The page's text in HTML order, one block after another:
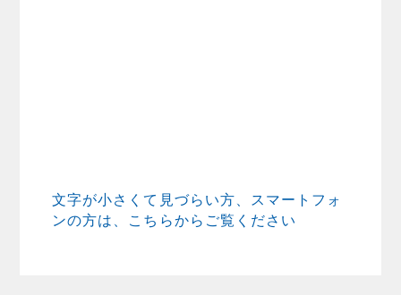
文字が小さくて見づらい方、スマートフォ
ンの方は、こちらからご覧ください